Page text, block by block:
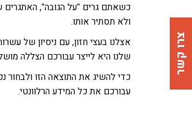
כשאתם גרים "על הגובה", האתגרים
ולא תסתיר אותו.
אצלנו בעצי חזון, עם ניסיון של
שלנו היא לייצר עבורכם הצללה
כדי להשיג את התוצאה הזו ולבחור
עבורכם את כל המידע הרלוונטי.
צרו קשר